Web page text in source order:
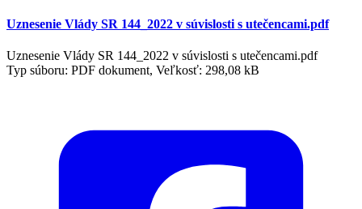
Uznesenie Vlády SR 144_2022 v súvislosti s utečencami.pdf
Uznesenie Vlády SR 144_2022 v súvislosti s utečencami.pdf
Typ súboru: PDF dokument, Veľkosť: 298,08 kB